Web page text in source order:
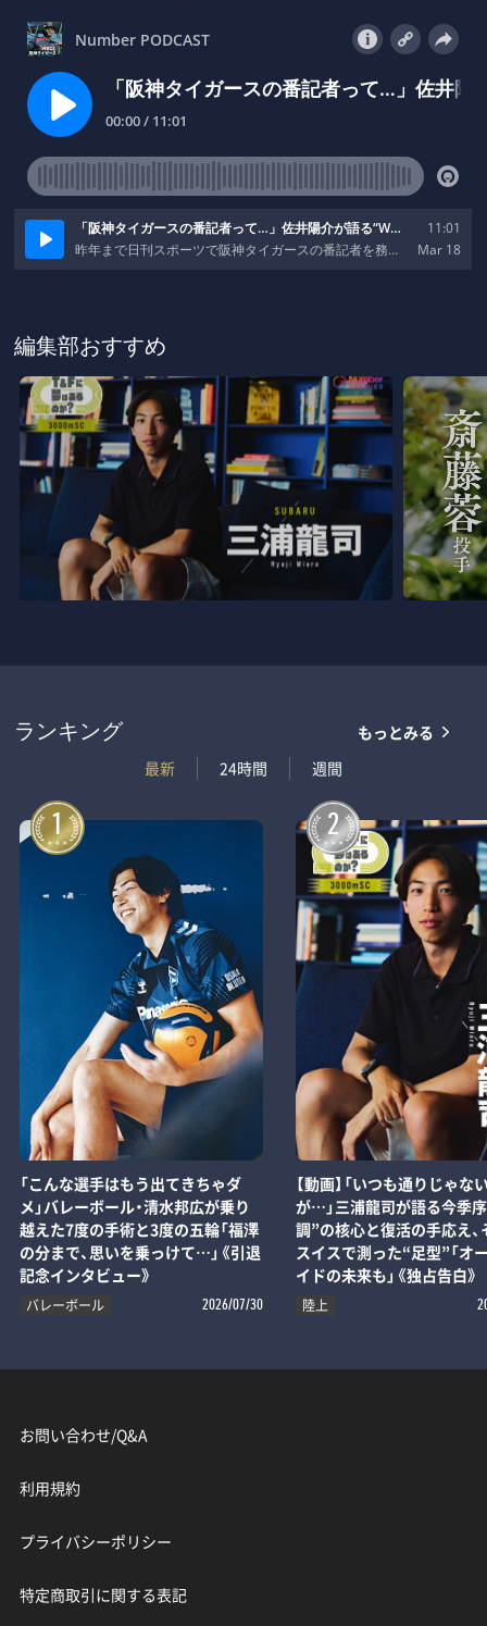
編集部おすすめ
ランキング
最新
24時間 週間
もっとみる
1
「こんな選手はもう出てきちゃダ
メ」バレーボール・清水邦広が乗り
越えた7度の手術と3度の五輪「福澤
の分まで、思いを乗っけて…」《引退
記念インタビュー》
バレーボール 2026/07/30
2
【動画】「いつも通りじゃな
が…」三浦龍司が語る今季
調”の核心と復活の手応え、
スイスで測った“足型”「オ
イドの未来も」《独占告白》
陸上
お問い合わせ/Q&A
利用規約
プライバシーポリシー
特定商取引に関する表記